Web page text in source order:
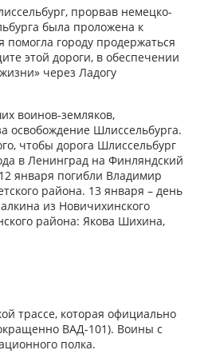
прорвав немецко-
была проложена к
помогла городу продержаться
этой дороги, в обеспечении
через Ладогу
воинов-земляков,
освобождение Шлиссельбурга.
чтобы дорога Шлиссельбург
в Ленинград на Финляндский
января погибли Владимир
района. 13 января – день
из Новичихинского
района: Якова Шихина,
трассе, которая официально
ВАД-101). Воины с
полка.